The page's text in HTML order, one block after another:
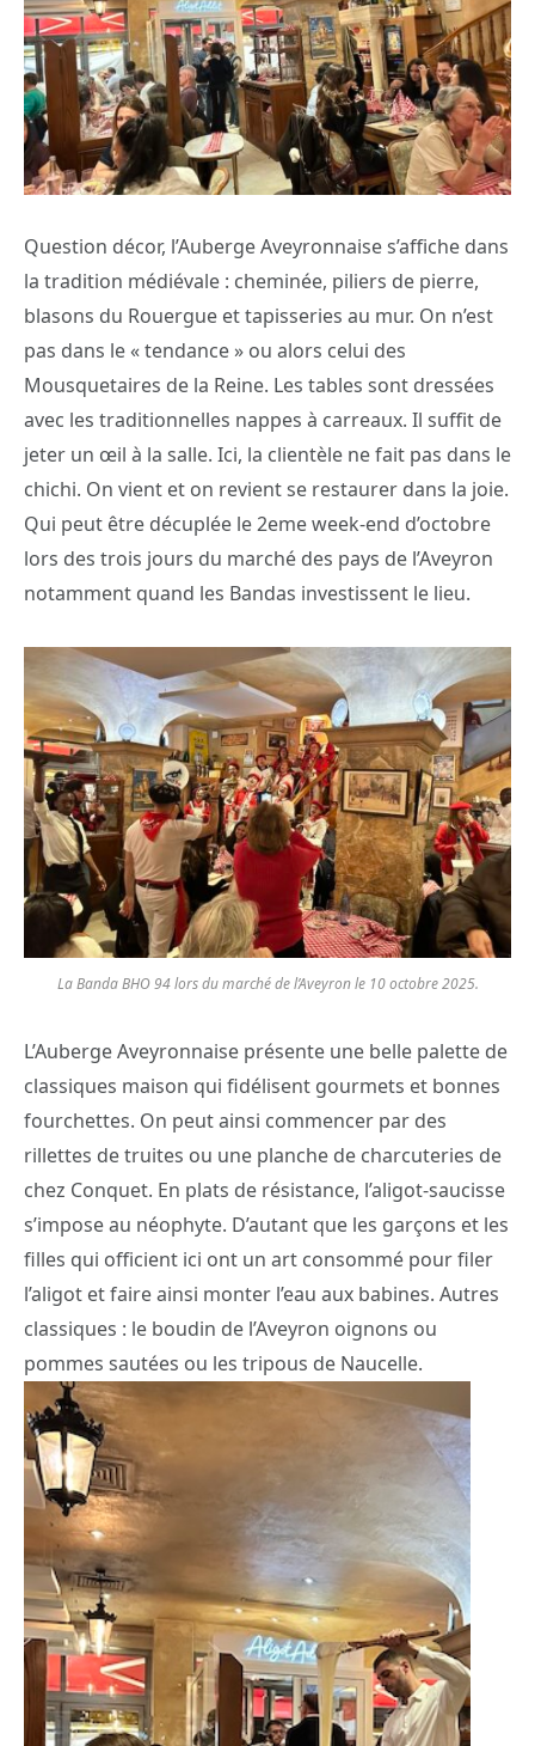
Question décor, l’Auberge Aveyronnaise s’affiche dans
la tradition médiévale : cheminée, piliers de pierre,
blasons du Rouergue et tapisseries au mur. On n’est
pas dans le « tendance » ou alors celui des
Mousquetaires de la Reine. Les tables sont dressées
avec les traditionnelles nappes à carreaux. Il suffit de
jeter un œil à la salle. Ici, la clientèle ne fait pas dans le
chichi. On vient et on revient se restaurer dans la joie.
Qui peut être décuplée le 2eme week-end d’octobre
lors des trois jours du marché des pays de l’Aveyron
notamment quand les Bandas investissent le lieu.
La Banda BHO 94 lors du marché de l’Aveyron le 10 octobre 2025.
L’Auberge Aveyronnaise présente une belle palette de
classiques maison qui fidélisent gourmets et bonnes
fourchettes. On peut ainsi commencer par des
rillettes de truites ou une planche de charcuteries de
chez Conquet. En plats de résistance, l’aligot-saucisse
s’impose au néophyte. D’autant que les garçons et les
filles qui officient ici ont un art consommé pour filer
l’aligot et faire ainsi monter l’eau aux babines. Autres
classiques : le boudin de l’Aveyron oignons ou
pommes sautées ou les tripous de Naucelle.